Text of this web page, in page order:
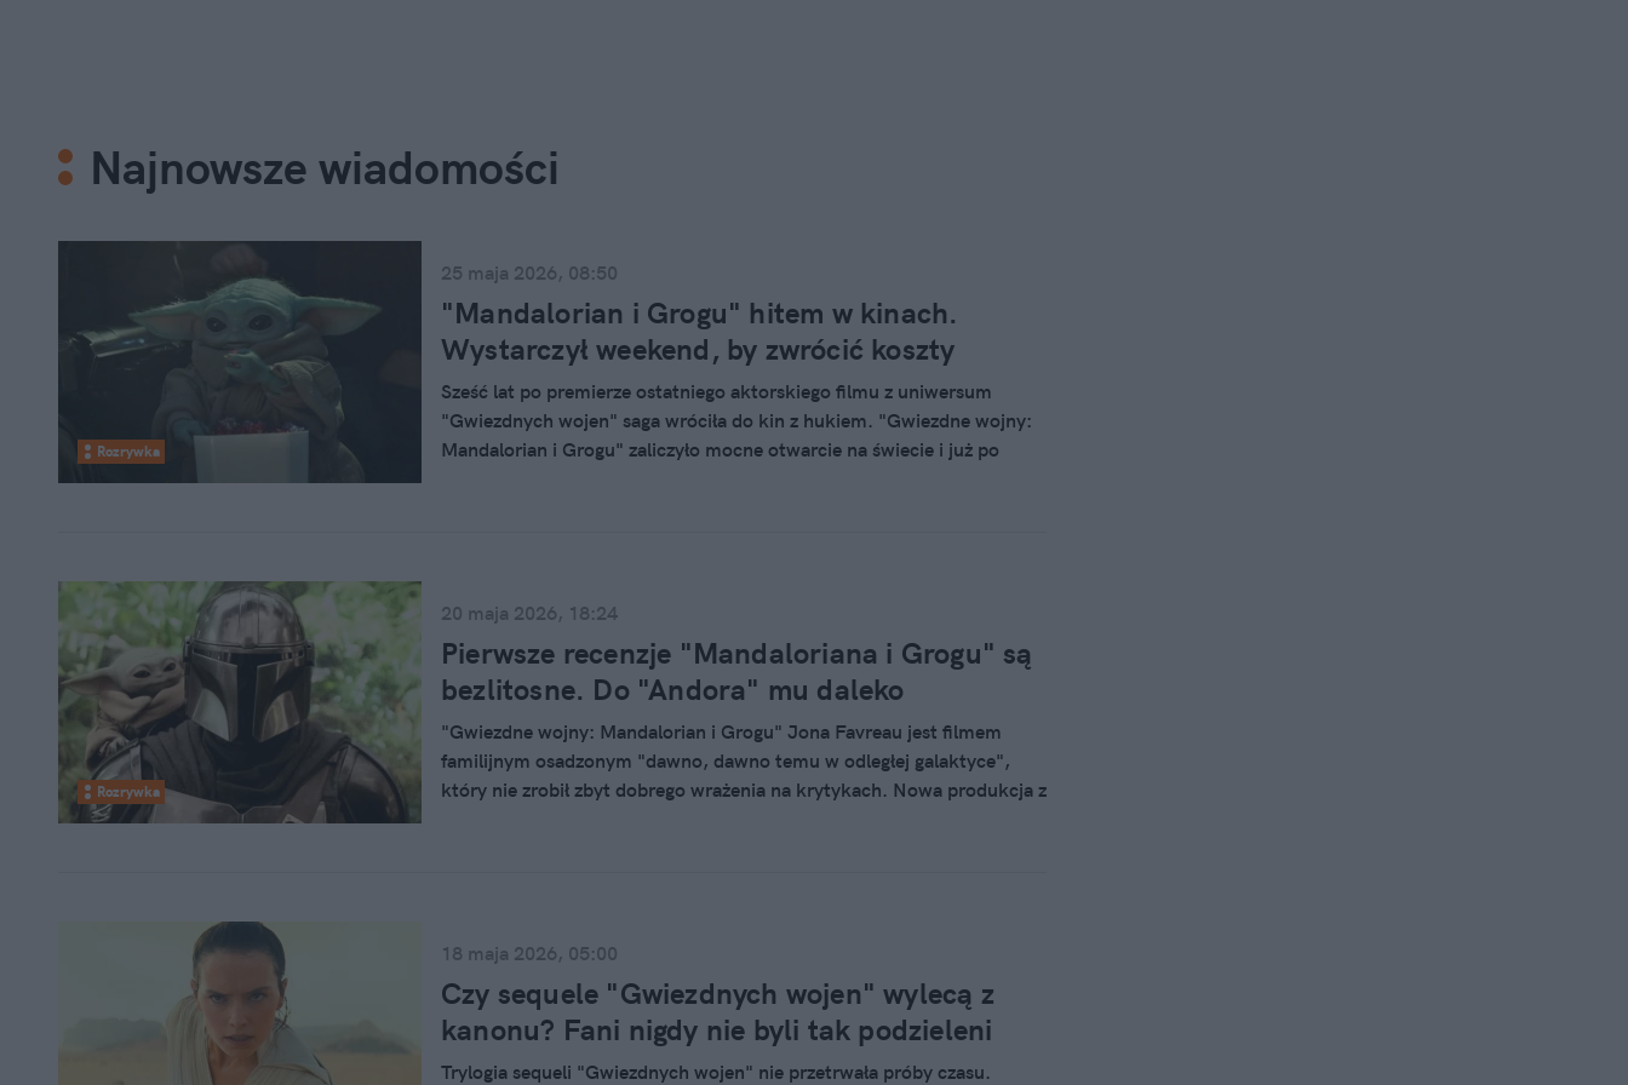
Najnowsze wiadomości
Rozrywka
25 maja 2026, 08:50
"Mandalorian i Grogu" hitem w kinach.
Wystarczył weekend, by zwrócić koszty
Sześć lat po premierze ostatniego aktorskiego filmu z uniwersum
"Gwiezdnych wojen" saga wróciła do kin z hukiem. "Gwiezdne wojny:
Mandalorian i Grogu" zaliczyło mocne otwarcie na świecie i już po
Rozrywka
20 maja 2026, 18:24
Pierwsze recenzje "Mandaloriana i Grogu" są
bezlitosne. Do "Andora" mu daleko
"Gwiezdne wojny: Mandalorian i Grogu" Jona Favreau jest filmem
familijnym osadzonym "dawno, dawno temu w odległej galaktyce",
który nie zrobił zbyt dobrego wrażenia na krytykach. Nowa produkcja z
18 maja 2026, 05:00
Czy sequele "Gwiezdnych wojen" wylecą z
kanonu? Fani nigdy nie byli tak podzieleni
Trylogia sequeli "Gwiezdnych wojen" nie przetrwała próby czasu.